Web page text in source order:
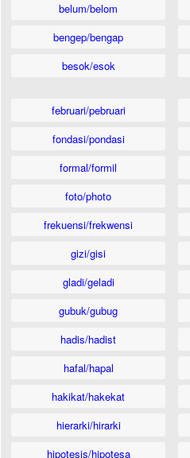
belum/belom
bengep/bengap
besok/esok
februari/pebruari
fondasi/pondasi
formal/formil
foto/photo
frekuensi/frekwensi
gizi/gisi
gladi/geladi
gubuk/gubug
hadis/hadist
hafal/hapal
hakikat/hakekat
hierarki/hirarki
hipotesis/hipotesa